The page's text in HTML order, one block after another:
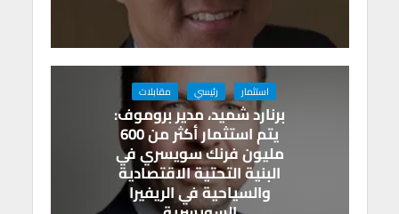
استثمار رئيسي مقابلات
برنارد شميد، مدير بروموف:
يتم استثمار أكثر من 600
مليون فرنك سويسري في
البنية التحتية الاقتصادية
والسياحية في الريفيرا